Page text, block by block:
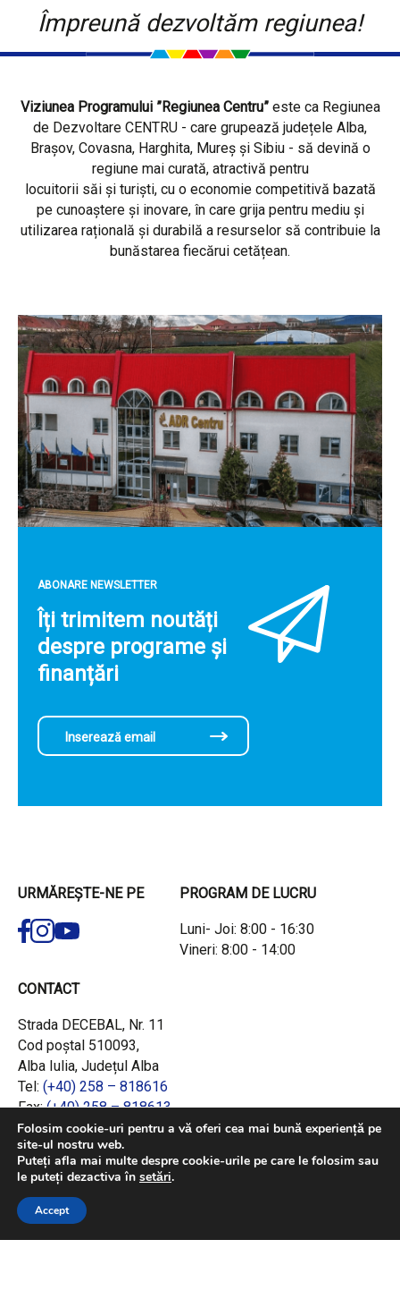
Împreună dezvoltăm regiunea!
Viziunea Programului ”Regiunea Centru”este ca Regiunea
de Dezvoltare CENTRU - care grupează județele Alba,
Brașov, Covasna, Harghita, Mureș și Sibiu - să devină o
regiune mai curată, atractivă pentru
locuitorii săi și turiști, cu o economie competitivă bazată
pe cunoaștere și inovare, în care grija pentru mediu și
utilizarea rațională și durabilă a resurselor să contribuie la
bunăstarea fiecărui cetățean.
ABONARE NEWSLETTER
Îți trimitem noutăți
despre programe și
finanțări
URMĂREȘTE-NE PE PROGRAM DE LUCRU
Luni- Joi: 8:00 - 16:30
Vineri: 8:00 - 14:00
CONTACT
Strada DECEBAL, Nr. 11
Cod poștal 510093,
Alba Iulia, Județul Alba
Tel: (+40) 258 – 818616
Fax:(+40) 258 – 818613
Email:office@adrcentru.ro
LINK-URI RAPIDE
Consiliul European
Jurnalul Oficial al Uniunii Europene
Folosim cookie-uri pentru a vă oferi cea mai bună experiență pe
site-ul nostru web.
Puteți afla mai multe despre cookie-urile pe care le folosim sau
le puteți dezactiva în setări.
Accept